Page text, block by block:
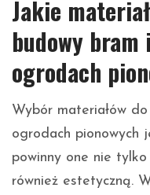
Jakie
budowy bram
ogrodach
Wybór materiałów
ogrodach pionowych
powinny one nie
również estetyczną.